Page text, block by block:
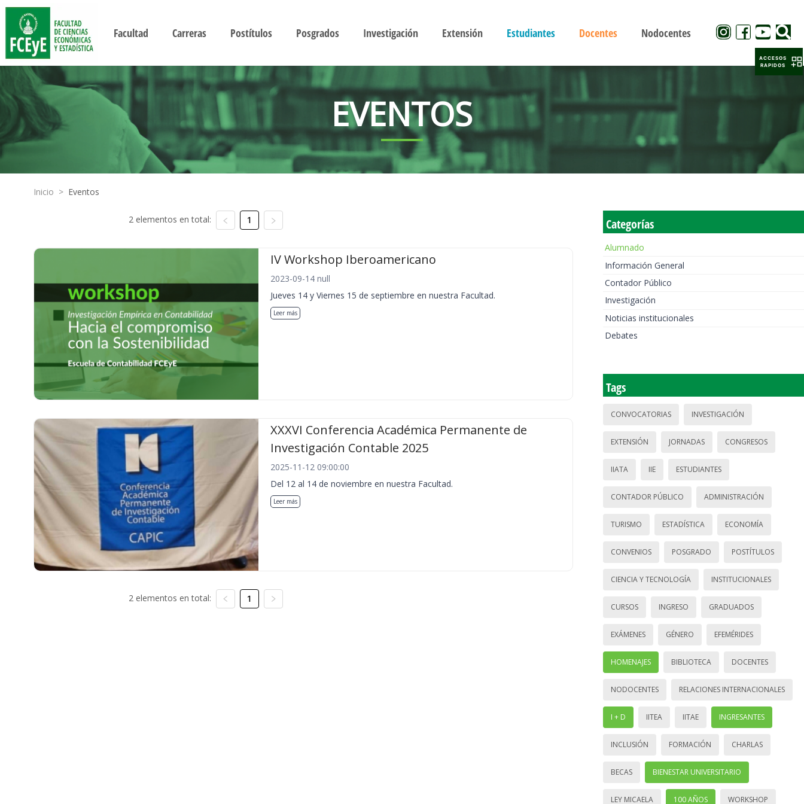
Facultad Carreras Postítulos Posgrados Investigación Extensión Estudiantes Docentes Nodocentes
EVENTOS
Inicio > Eventos
2 elementos en total: 1
IV Workshop Iberoamericano
2023-09-14 null
Jueves 14 y Viernes 15 de septiembre en nuestra Facultad.
Leer más
XXXVI Conferencia Académica Permanente de
Investigación Contable 2025
2025-11-12 09:00:00
Del 12 al 14 de noviembre en nuestra Facultad.
Leer más
2 elementos en total: 1
Categorías
Alumnado
Información General
Contador Público
Investigación
Noticias institucionales
Debates
Tags
CONVOCATORIAS INVESTIGACIÓN
EXTENSIÓN JORNADAS CONGRESOS
IIATA IIE ESTUDIANTES
CONTADOR PÚBLICO ADMINISTRACIÓN
TURISMO ESTADÍSTICA ECONOMÍA
CONVENIOS POSGRADO POSTÍTULOS
CIENCIA Y TECNOLOGÍA INSTITUCIONALES
CURSOS INGRESO GRADUADOS
EXÁMENES GÉNERO EFEMÉRIDES
HOMENAJES BIBLIOTECA DOCENTES
NODOCENTES RELACIONES INTERNACIONALES
I + D IITEA IITAE INGRESANTES
INCLUSIÓN FORMACIÓN CHARLAS
BECAS BIENESTAR UNIVERSITARIO
LEY MICAELA 100 AÑOS WORKSHOP
ACCESOS
RAPIDOS